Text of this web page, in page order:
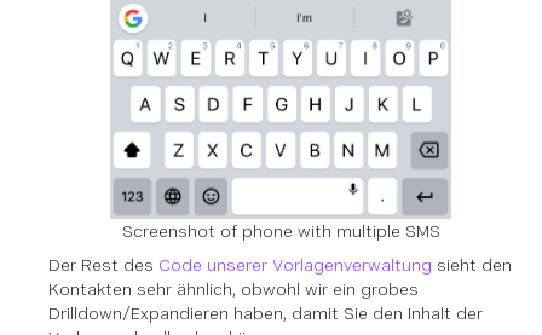
Screenshot of phone with multiple SMS
Der Rest des Code unserer Vorlagenverwaltung sieht den
Kontakten sehr ähnlich, obwohl wir ein grobes
Drilldown/Expandieren haben, damit Sie den Inhalt der